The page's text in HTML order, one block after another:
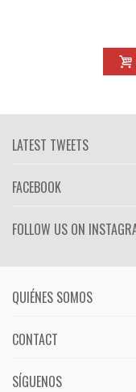
LATEST TWEETS
FACEBOOK
FOLLOW US ON
QUIÉNES SOMOS
CONTACT
SÍGUENOS